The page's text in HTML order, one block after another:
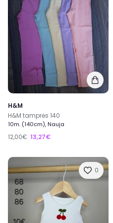
H&M
H&M tamprės 140
10m. (140cm), Nauja
12,00€ 13,27€
0